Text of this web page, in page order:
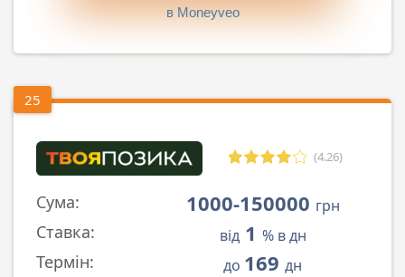
в Moneyveo
25
(4.26)
Сума: 1000-150000 грн
Ставка: від1 % в дн
Термін: до 169 дн